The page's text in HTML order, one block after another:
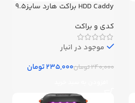
HDD Caddy براکت هارد سایز9.5
کدی و براکت
موجود در انبار
240,000تومان235,000تومان